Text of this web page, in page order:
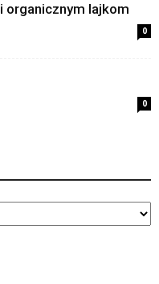
organicznym lajkom
0
0